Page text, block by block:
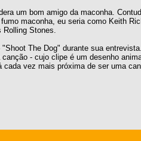
um bom amigo da maconha.
maconha, eu seria como Keith
Rolling Stones.
The Dog" durante sua
- cujo clipe é um desenho
cada vez mais próxima de ser uma